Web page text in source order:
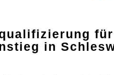
für
in